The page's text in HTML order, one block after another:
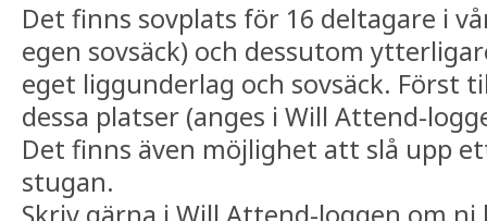
Det finns sovplats för 16 deltagare i
egen sovsäck) och dessutom
eget liggunderlag och sovsäck. Först
dessa platser (anges i Will Attend-
Det finns även möjlighet att slå upp
stugan.